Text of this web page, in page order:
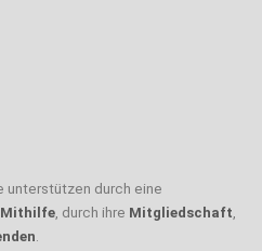
unterstützen durch eine
, durch ihre Mitgliedschaft,
.